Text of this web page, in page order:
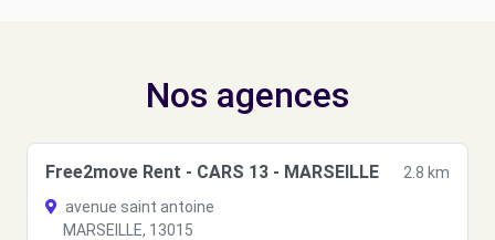
Nos agences
Free2move Rent - CARS 13 - MARSEILLE
2.8 km
avenue saint antoine
MARSEILLE, 13015